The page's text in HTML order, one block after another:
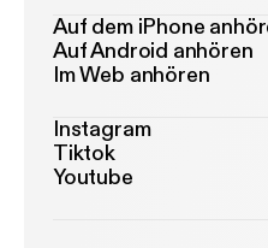
Auf dem iPhone
Auf Android anhören
Im Web anhören
Instagram
Tiktok
Youtube